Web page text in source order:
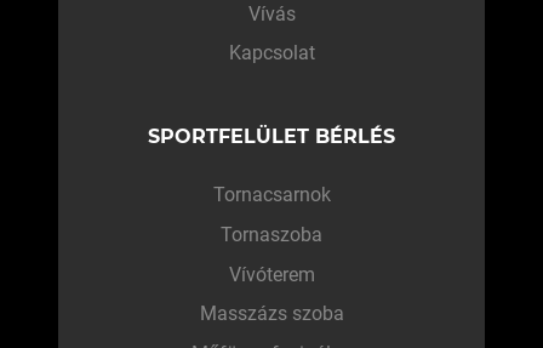
Vívás
Kapcsolat
SPORTFELÜLET BÉRLÉS
Tornacsarnok
Tornaszoba
Vívóterem
Masszázs szoba